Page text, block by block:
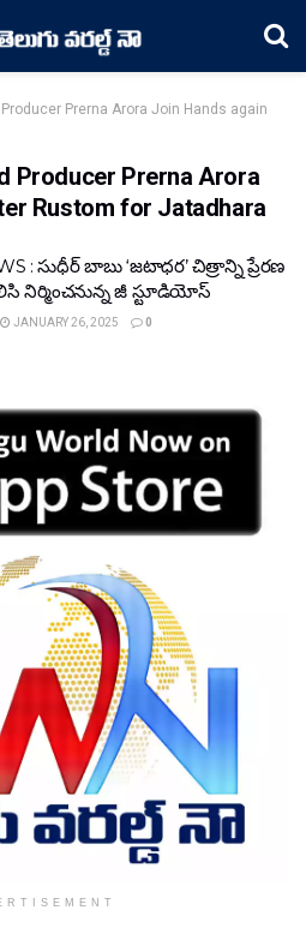
Prerna Arora Join Hands again
Producer Prerna Arora
Rustom for Jatadhara
: సుధీర్ బాబు ‘జటాధర’ చిత్రాన్ని ప్రేరణ
నిర్మించనున్న జీ స్టూడియోస్
JANUARY 26, 2025 0